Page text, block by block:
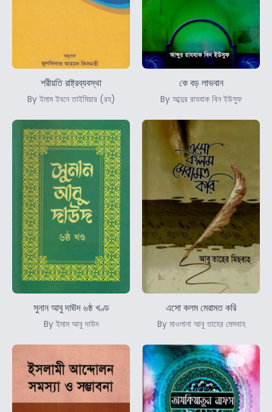
শরীয়তি রাষ্ট্রব্যবস্থা
By ইমাম ইবনে তাইমিয়ার (রহ)
কে বড় লাভবান
By আব্দুর রাযযাক বিন ইউসুফ
সুনান আবু দাঊদ ৬ষ্ঠ খণ্ড
By ইমাম আবু দাউদ
এসো কলম মেরামত করি
By মাওলানা আবু তাহের মেসবাহ